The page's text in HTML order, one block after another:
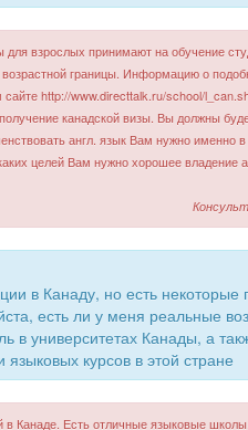
взрослых принимают на обучение
границы. Информацию о
http://www.directtalk.ru/school/
канадской визы. Вы должны
англ. язык Вам нужно именно
целей Вам нужно хорошее владение
в Канаду, но есть некоторые
есть ли у меня реальные
в университетах Канады, а
курсов в этой стране
в Канаде. Есть отличные языковые